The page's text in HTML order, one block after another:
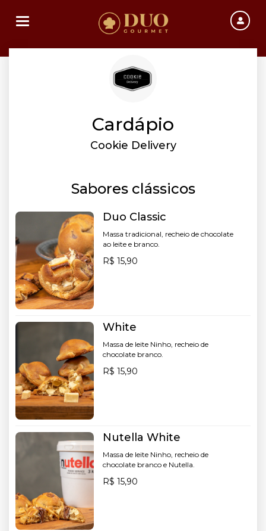
Toggle navigation
Cardápio
Cookie Delivery
Sabores clássicos
Duo Classic
Massa tradicional, recheio de chocolate
ao leite e branco.
R$ 15,90
White
Massa de leite Ninho, recheio de
chocolate branco.
R$ 15,90
Nutella White
Massa de leite Ninho, recheio de
chocolate branco e Nutella.
R$ 15,90